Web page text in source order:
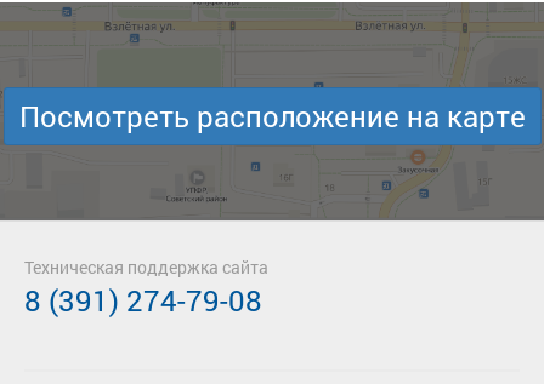
Посмотреть расположение на карте
Техническая поддержка сайта
8 (391) 274-79-08